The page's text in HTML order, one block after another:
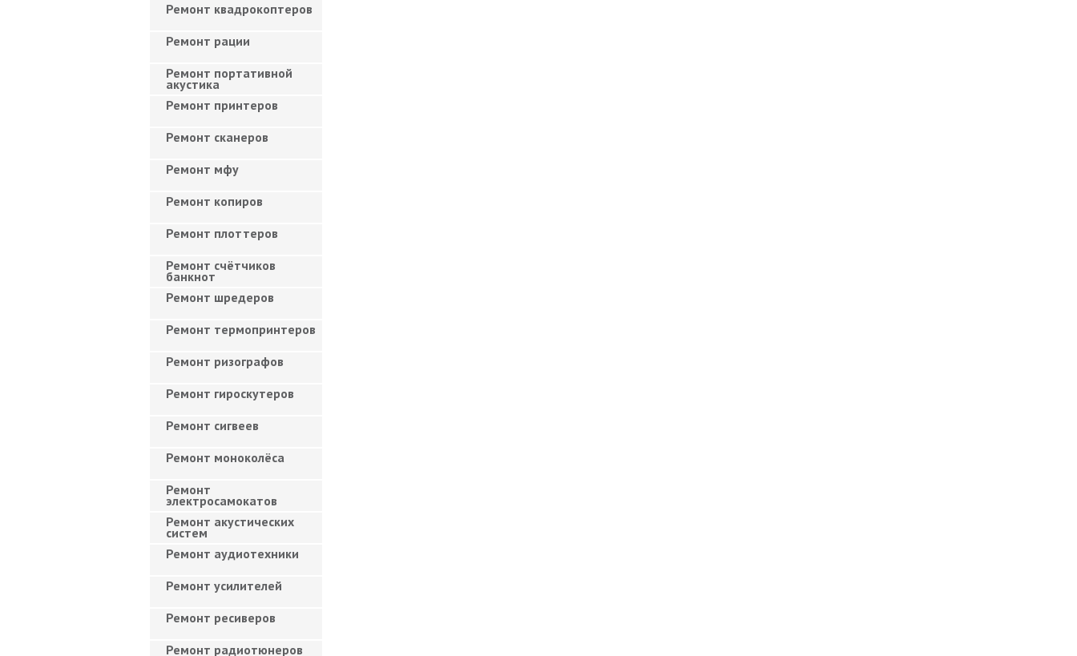
Ремонт квадрокоптеров
Ремонт рации
Ремонт портативной
акустика
Ремонт принтеров
Ремонт сканеров
Ремонт мфу
Ремонт копиров
Ремонт плоттеров
Ремонт счётчиков
банкнот
Ремонт шредеров
Ремонт термопринтеров
Ремонт ризографов
Ремонт гироскутеров
Ремонт сигвеев
Ремонт моноколёса
Ремонт
электросамокатов
Ремонт акустических
систем
Ремонт аудиотехники
Ремонт усилителей
Ремонт ресиверов
Ремонт радиотюнеров